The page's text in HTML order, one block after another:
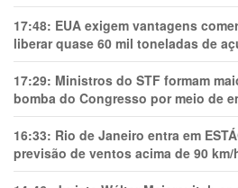
17:48: EUA exigem vantagens
liberar quase 60 mil toneladas de
17:29: Ministros do STF formam
bomba do Congresso por meio de
16:33: Rio de Janeiro entra em
previsão de ventos acima de 90 km/